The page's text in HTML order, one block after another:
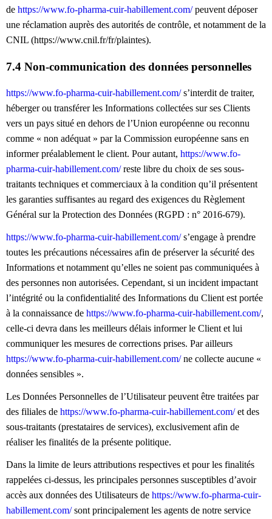
de https://www.fo-pharma-cuir-habillement.com/peuvent déposer
une réclamation auprès des autorités de contrôle, et notamment de la
CNIL (https://www.cnil.fr/fr/plaintes).
7.4 Non-communication des données personnelles
https://www.fo-pharma-cuir-habillement.com/s’interdit de traiter,
héberger ou transférer les Informations collectées sur ses Clients
vers un pays situé en dehors de l’Union européenne ou reconnu
comme « non adéquat » par la Commission européenne sans en
informer préalablement le client. Pour autant, https://www.fo-
pharma-cuir-habillement.com/reste libre du choix de ses sous-
traitants techniques et commerciaux à la condition qu’il présentent
les garanties suffisantes au regard des exigences du Règlement
Général sur la Protection des Données (RGPD : n° 2016-679).
https://www.fo-pharma-cuir-habillement.com/s’engage à prendre
toutes les précautions nécessaires afin de préserver la sécurité des
Informations et notamment qu’elles ne soient pas communiquées à
des personnes non autorisées. Cependant, si un incident impactant
l’intégrité ou la confidentialité des Informations du Client est portée
à la connaissance de https://www.fo-pharma-cuir-habillement.com/,
celle-ci devra dans les meilleurs délais informer le Client et lui
communiquer les mesures de corrections prises. Par ailleurs
https://www.fo-pharma-cuir-habillement.com/ne collecte aucune «
données sensibles ».
Les Données Personnelles de l’Utilisateur peuvent être traitées par
des filiales de https://www.fo-pharma-cuir-habillement.com/et des
sous-traitants (prestataires de services), exclusivement afin de
réaliser les finalités de la présente politique.
Dans la limite de leurs attributions respectives et pour les finalités
rappelées ci-dessus, les principales personnes susceptibles d’avoir
accès aux données des Utilisateurs de https://www.fo-pharma-cuir-
habillement.com/sont principalement les agents de notre service